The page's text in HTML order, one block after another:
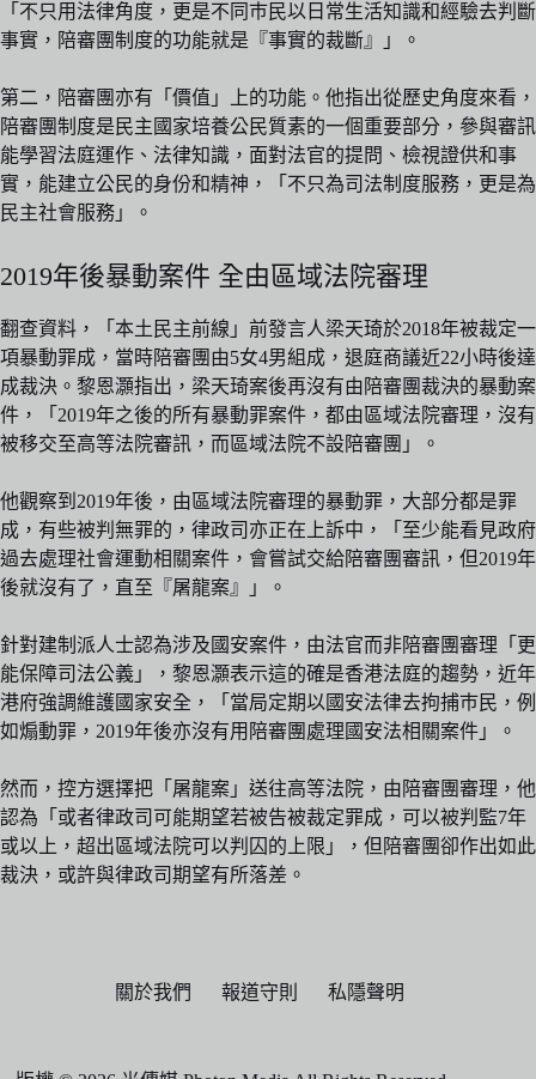
「不只用法律角度，更是不同巿民以日常生活知識和經驗去判斷
事實，陪審團制度的功能就是『事實的裁斷』」。
第二，陪審團亦有「價值」上的功能。他指出從歷史角度來看，
陪審團制度是民主國家培養公民質素的一個重要部分，參與審訊
能學習法庭運作、法律知識，面對法官的提問、檢視證供和事
實，能建立公民的身份和精神，「不只為司法制度服務，更是為
民主社會服務」。
2019年後暴動案件 全由區域法院審理
翻查資料，「本土民主前線」前發言人梁天琦於2018年被裁定一
項暴動罪成，當時陪審團由5女4男組成，退庭商議近22小時後達
成裁決。黎恩灝指出，梁天琦案後再沒有由陪審團裁決的暴動案
件，「2019年之後的所有暴動罪案件，都由區域法院審理，沒有
被移交至高等法院審訊，而區域法院不設陪審團」。
他觀察到2019年後，由區域法院審理的暴動罪，大部分都是罪
成，有些被判無罪的，律政司亦正在上訴中，「至少能看見政府
過去處理社會運動相關案件，會嘗試交給陪審團審訊，但2019年
後就沒有了，直至『屠龍案』」。
針對建制派人士認為涉及國安案件，由法官而非陪審團審理「更
能保障司法公義」，黎恩灝表示這的確是香港法庭的趨勢，近年
港府強調維護國家安全，「當局定期以國安法律去拘捕巿民，例
如煽動罪，2019年後亦沒有用陪審團處理國安法相關案件」。
然而，控方選擇把「屠龍案」送往高等法院，由陪審團審理，他
認為「或者律政司可能期望若被告被裁定罪成，可以被判監7年
或以上，超出區域法院可以判囚的上限」，但陪審團卻作出如此
裁決，或許與律政司期望有所落差。
關於我們 報道守則 私隱聲明